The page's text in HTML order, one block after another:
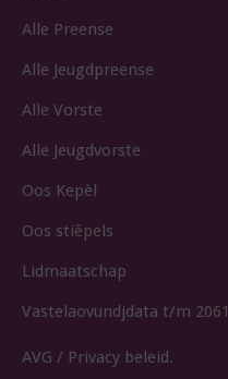
Alle Preense
Alle Jeugdpreense
Alle Vorste
Alle Jeugdvorste
Oos Kepèl
Oos stiêpels
Lidmaatschap
Vastelaovundjdata t/m 2061
AVG / Privacy beleid.